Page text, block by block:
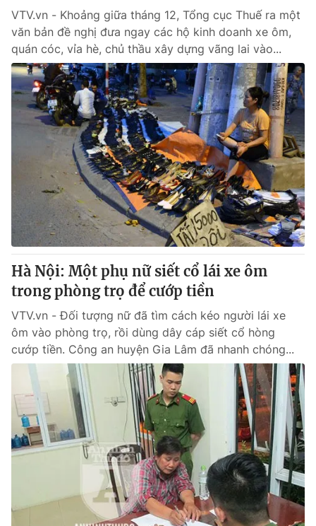
Liên hệ tòa soạn English
THỜI BÁO VTV
Theo dõi báo trên
Cơ quan chủ quản:Đài Truyền hình Việt Nam
Cơ quan báo chí:
Thời báo VTV
Giấy phép hoạt động báo in và báo điện tử số 483/GP-BTTTT
cấp ngày 29/12/2023
Tổng Biên tập:Vũ Thanh Thủy
Phó Tổng Biên tập: Nguyễn Thị Mỹ Hạnh, Phạm Quốc Thắng,
Nguyễn Trọng Ninh
Tổng đài VTV:
024.38 355 931 - 024.38 355 932
Ðiện thoại Thời báo VTV:024.66 897 897
Email: toasoan@vtv.vn
Liên hệ quảng cáo:024-7300.7108
VTV.vn - Khoảng giữa tháng 12, Tổng cục Thuế ra một
văn bản đề nghị đưa ngay các hộ kinh doanh xe ôm,
quán cóc, vỉa hè, chủ thầu xây dựng vãng lai vào...
Hà Nội: Một phụ nữ siết cổ lái xe ôm
trong phòng trọ để cướp tiền
VTV.vn - Đối tượng nữ đã tìm cách kéo người lái xe
ôm vào phòng trọ, rồi dùng dây cáp siết cổ hòng
cướp tiền. Công an huyện Gia Lâm đã nhanh chóng...